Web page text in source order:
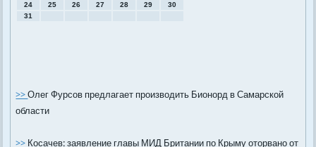
24
25 26 27 28 29
30
31
>>Олег Фурсов предлагает производить Бионорд в Самарской
области